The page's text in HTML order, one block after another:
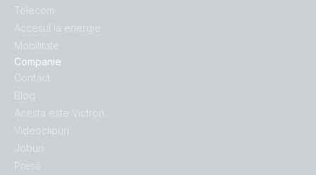
Telecom
Accesul la energie
Mobilitate
Companie
Contact
Blog
Acesta este Victron
Videoclipuri
Joburi
Presă